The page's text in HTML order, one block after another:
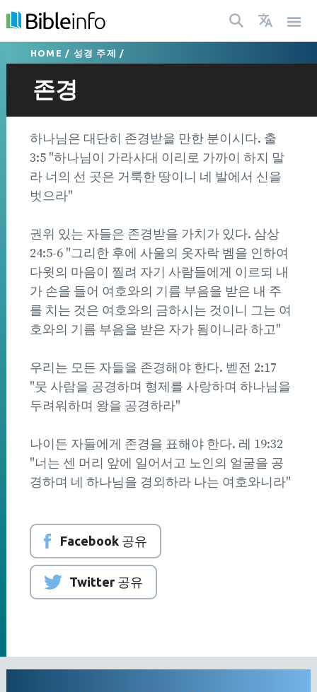
HOME / 성경 주제 /
존경
하나님은 대단히 존경받을 만한 분이시다. 출
3:5 "하나님이 가라사대 이리로 가까이 하지 말
라 너의 선 곳은 거룩한 땅이니 네 발에서 신을
벗으라"
권위 있는 자들은 존경받을 가치가 있다. 삼상
24:5-6 "그리한 후에 사울의 옷자락 벰을 인하여
다윗의 마음이 찔려 자기 사람들에게 이르되 내
가 손을 들어 여호와의 기름 부음을 받은 내 주
를 치는 것은 여호와의 금하시는 것이니 그는 여
호와의 기름 부음을 받은 자가 됨이니라 하고"
우리는 모든 자들을 존경해야 한다. 벧전 2:17
"뭇 사람을 공경하며 형제를 사랑하며 하나님을
두려워하며 왕을 공경하라"
나이든 자들에게 존경을 표해야 한다. 레 19:32
"너는 센 머리 앞에 일어서고 노인의 얼굴을 공
경하며 네 하나님을 경외하라 나는 여호와니라"
Facebook 공유
Twitter 공유